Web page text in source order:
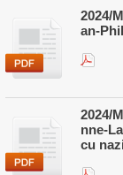
2024/
an-
2024/
nne-
cu